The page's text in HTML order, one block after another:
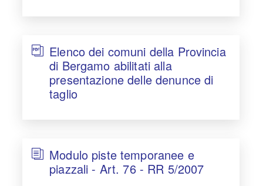
Elenco dei comuni della Provincia
di Bergamo abilitati alla
presentazione delle denunce di
taglio
Modulo piste temporanee e
piazzali - Art. 76 - RR 5/2007